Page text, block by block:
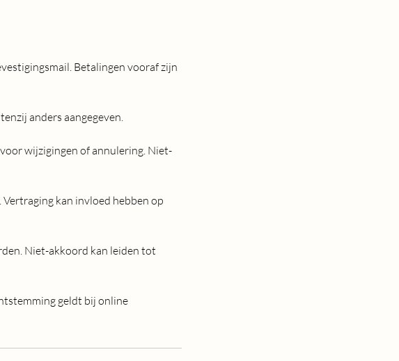
Betalingen vooraf zijn
anders aangegeven.
wijzigingen of annulering. Niet-
kan invloed hebben op
Niet-akkoord kan leiden tot
geldt bij online